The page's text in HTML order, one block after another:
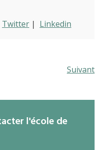
Twitter | Linkedin
Suivant
l'école de